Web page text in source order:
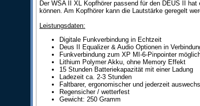
Der WSA II XL Kopfhörer passend für den DEUS II
können. Am Kopfhörer kann die Lautstärke geregelt
Leistungsdaten:
Digitale Funkverbindung in Echtzeit
Deus II Equalizer & Audio Optionen in
Funkverbindung zum XP MI-6-Pinpointer
Lithium Polymer Akku, ohne Memory Effekt
15 Stunden Batteriekapazität mit einer Ladung
Ladezeit ca. 2-3 Stunden
Faltbarer, ergonomischer und jederzeit
Regensicher / wetterfest
Gewicht: 250 Gramm